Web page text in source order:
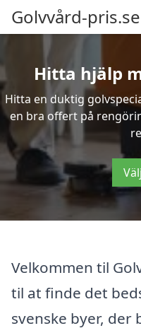
Golvvård-pris.se
Hitta hjälp
Hitta en duktig
en bra offert på
Velkommen til
til at finde det
svenske byer, der